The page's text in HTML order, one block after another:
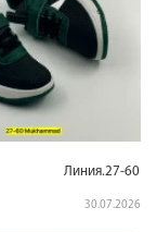
Линия.27-60
30.07.2026